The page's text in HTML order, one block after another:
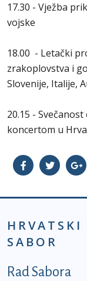
17.30 - Vježba
vojske
18.00 - Letački
zrakoplovstva i
Slovenije, Italije,
20.15 -
koncertom u
HRVATSKI
SABOR
Podnožje
Rad Sabora